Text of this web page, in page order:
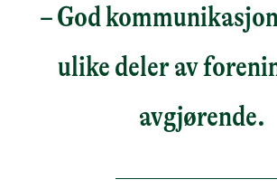
– God
ulike deler av
avgjørende.